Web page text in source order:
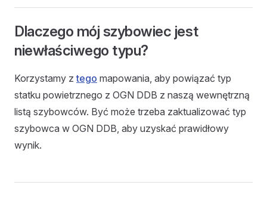
Dlaczego mój szybowiec jest
niewłaściwego typu?
Korzystamy ztego mapowania, aby powiązać typ
statku powietrznego z OGN DDB z naszą wewnętrzną
listą szybowców. Być może trzeba zaktualizować typ
szybowca w OGN DDB, aby uzyskać prawidłowy
wynik.